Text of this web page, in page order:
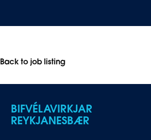
Back to job listing
BIFVÉLAVIRKJAR
REYKJANESBÆR